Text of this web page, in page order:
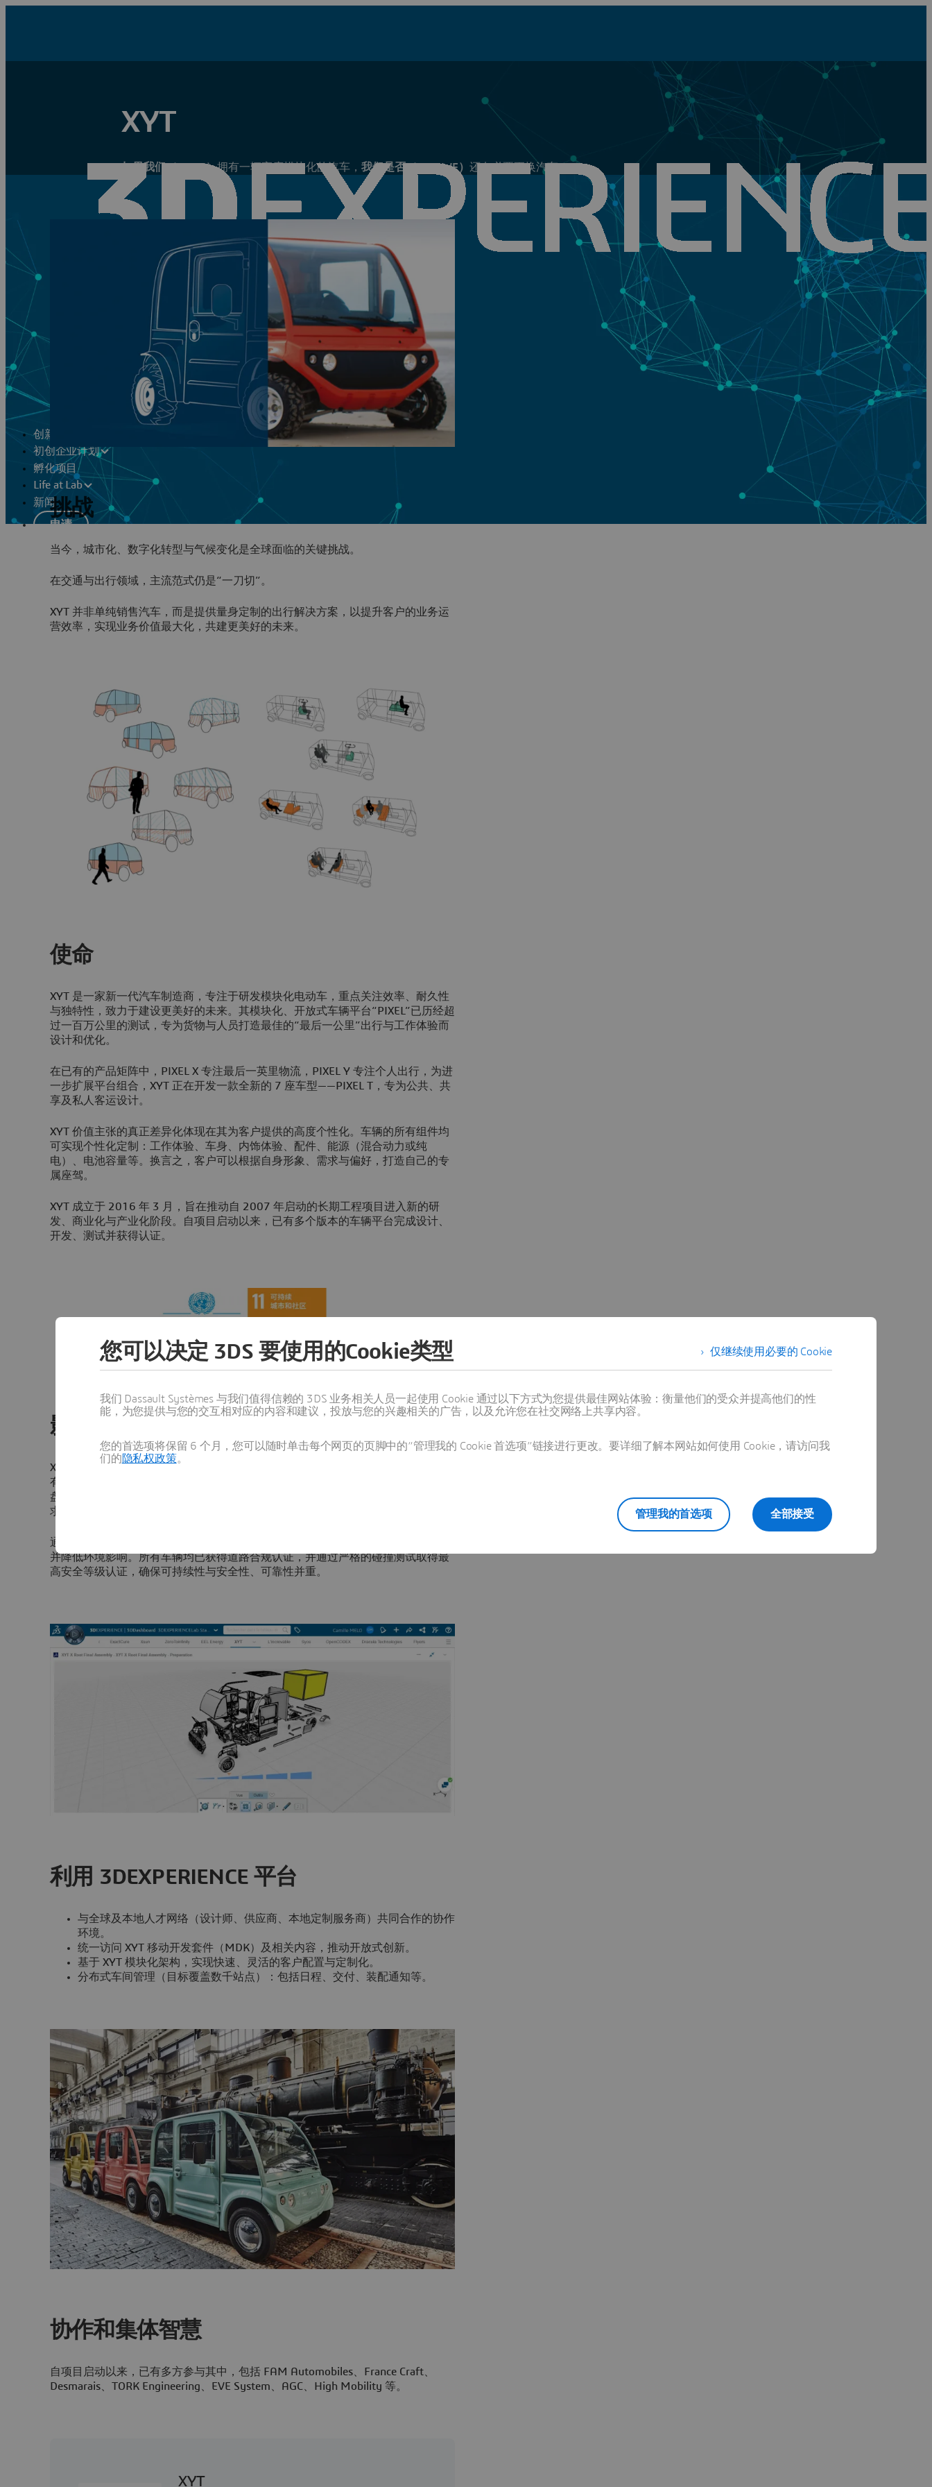
创新实验室
初创企业计划
孵化项目
Life at Lab
新闻
申请
XYT
如果我们（IF WE）拥有一辆高度模块化的汽车， 我们是否（CAN WE） 还有必要更换汽车？
挑战
当今，城市化、数字化转型与气候变化是全球面临的关键挑战。
在交通与出行领域，主流范式仍是“一刀切”。
XYT 并非单纯销售汽车，而是提供量身定制的出行解决方案，以提升客户的业务运
营效率，实现业务价值最大化，共建更美好的未来。
使命
XYT 是一家新一代汽车制造商，专注于研发模块化电动车，重点关注效率、耐久性
与独特性，致力于建设更美好的未来。其模块化、开放式车辆平台“PIXEL”已历经超
过一百万公里的测试，专为货物与人员打造最佳的“最后一公里”出行与工作体验而
设计和优化。
在已有的产品矩阵中，PIXEL X 专注最后一英里物流，PIXEL Y 专注个人出行，为进
一步扩展平台组合，XYT 正在开发一款全新的 7 座车型——PIXEL T，专为公共、共
享及私人客运设计。
XYT 价值主张的真正差异化体现在其为客户提供的高度个性化。车辆的所有组件均
可实现个性化定制：工作体验、车身、内饰体验、配件、能源（混合动力或纯
电）、电池容量等。换言之，客户可以根据自身形象、需求与偏好，打造自己的专
属座驾。
XYT 成立于 2016 年 3 月，旨在推动自 2007 年启动的长期工程项目进入新的研
发、商业化与产业化阶段。自项目启动以来，已有多个版本的车辆平台完成设计、
开发、测试并获得认证。
影响
XYT 积极支持 可持续发展目标 11：可持续城市和社区
有韧性、可持续的城市与人类住区。其模块化的 XYT PIXEL 平台基于三种不同的底
盘架构（X、Y、T），分别对应不同的产品线，以满足不同市场和多样化的出行需
求。
通过提供灵活且规模适配的出行解决方案，XYT 帮助缓解交通拥堵、优化城市物流
并降低环境影响。所有车辆均已获得道路合规认证，并通过严格的碰撞测试取得最
高安全等级认证，确保可持续性与安全性、可靠性并重。
利用 3DEXPERIENCE 平台
与全球及本地人才网络（设计师、供应商、本地定制服务商）共同合作的协作
环境。
统一访问 XYT 移动开发套件（MDK）及相关内容，推动开放式创新。
基于 XYT 模块化架构，实现快速、灵活的客户配置与定制化。
分布式车间管理（目标覆盖数千站点）：包括日程、交付、装配通知等。
协作和集体智慧
自项目启动以来，已有多方参与其中，包括 FAM Automobiles、France Craft、
Desmarais、TORK Engineering、EVE System、AGC、High Mobility 等。
XYT
仅继续使用必要的 Cookie
您可以决定 3DS 要使用的Cookie类型
我们 Dassault Systèmes 与我们值得信赖的 3DS 业务相关人员一起使用 Cookie 通过以下方式为您提供最佳网站体验：衡量他们的受众并提高他们的性
能，为您提供与您的交互相对应的内容和建议，投放与您的兴趣相关的广告，以及允许您在社交网络上共享内容。
您的首选项将保留 6 个月，您可以随时单击每个网页的页脚中的“管理我的 Cookie 首选项”链接进行更改。要详细了解本网站如何使用 Cookie，请访问我
们的隐私权政策。
全部接受
管理我的首选项